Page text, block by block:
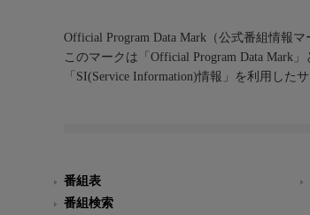
Official Program Data Mark（公式番組情報マ
このマークは「Official Program Data Mark
「SI(Service Information)情報」を利用した
番組表
番組検索